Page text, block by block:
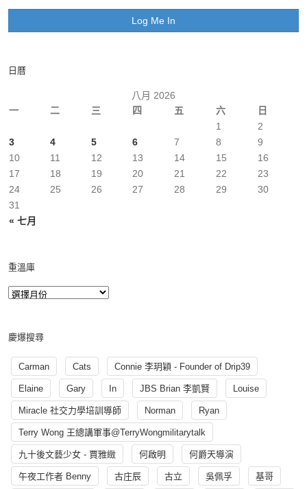
日曆
八月 2026
一
二 三 四 五 六 日
« 七月
1
2
3
4 5 6 7 8
9
10
11 12 13 14 15
16
17
18 19 20 21 22
23
24
25 26 27 28 29
30
31
重溫庫
慶爆搜尋
Carman Cats Connie 李玥穎 - Founder of Drip39
Elaine Gary In JBS Brian 李凱賢 Louise
Miracle 社交力學培訓導師 Norman Ryan
Terry Wong 王總講軍事@TerryWongmilitarytalk
九十後文藝少女 - 賈雅緻 何啟明 何爵天導演
午夜工作者 Benny 古庄辰 古立 吳佩孚 基哥